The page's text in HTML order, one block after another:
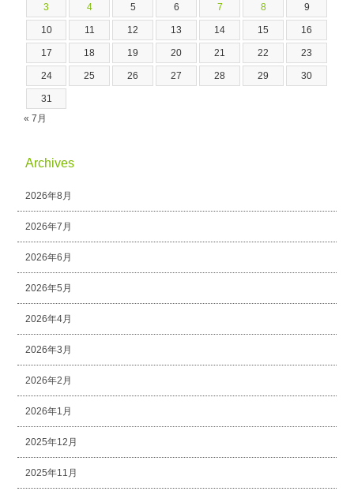
3 4 5 6 7 8 9
10 11 12 13 14 15 16
17 18 19 20 21 22 23
24 25 26 27 28 29 30
31
« 7月
Archives
2026年8月
2026年7月
2026年6月
2026年5月
2026年4月
2026年3月
2026年2月
2026年1月
2025年12月
2025年11月